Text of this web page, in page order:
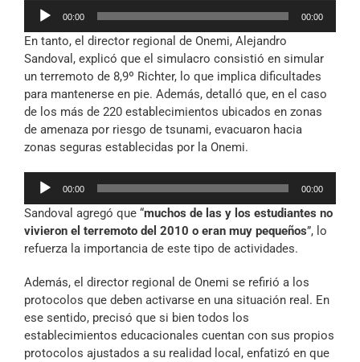
Reproductor
audio
00:00 00:00
En tanto, el director regional de Onemi, Alejandro
Sandoval, explicó que el simulacro consistió en simular
un terremoto de 8,9º Richter, lo que implica dificultades
para mantenerse en pie. Además, detalló que, en el caso
de los más de 220 establecimientos ubicados en zonas
de amenaza por riesgo de tsunami, evacuaron hacia
zonas seguras establecidas por la Onemi.
Reproductor
audio
00:00 00:00
Sandoval agregó que “muchos de las y los estudiantes no
vivieron el terremoto del 2010 o eran muy pequeños”, lo
refuerza la importancia de este tipo de actividades.
Además, el director regional de Onemi se refirió a los
protocolos que deben activarse en una situación real. En
ese sentido, precisó que si bien todos los
establecimientos educacionales cuentan con sus propios
protocolos ajustados a su realidad local, enfatizó en que